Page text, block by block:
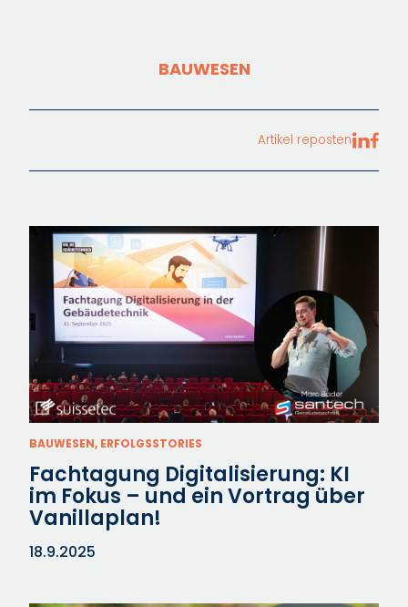
BAUWESEN
Artikel reposten
BAUWESEN, ERFOLGSSTORIES
Fachtagung Digitalisierung: KI
im Fokus – und ein Vortrag über
Vanillaplan!
18.9.2025